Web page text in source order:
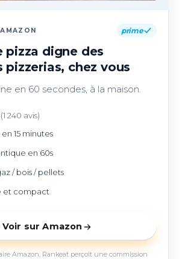
prime
pizza digne des
pizzerias, chez vous
en 60 secondes, à la maison.
(1 240 avis)
15 minutes
en 60s
/ bois / pellets
et compact
Voir sur Amazon
Amazon, Rankeat perçoit une commission